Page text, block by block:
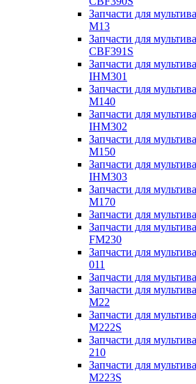
Запчасти для
M13
Запчасти для
CBF391S
Запчасти для
IHM301
Запчасти для
M140
Запчасти для
IHM302
Запчасти для
M150
Запчасти для
IHM303
Запчасти для
M170
Запчасти для
Запчасти для
FM230
Запчасти для
011
Запчасти для
Запчасти для
M22
Запчасти для
M222S
Запчасти для
210
Запчасти для
M223S